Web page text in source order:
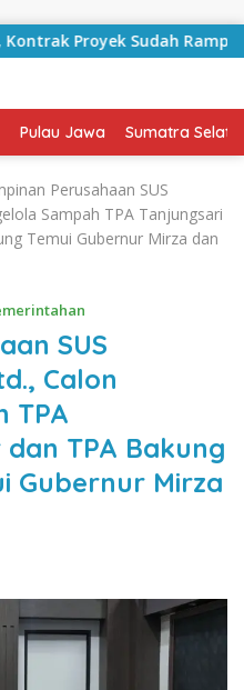
Sudah Rampung
Pulau Jawa Sumatra
Perusahaan SUS
Sampah TPA Tanjungsari
Temui Gubernur Mirza dan
SUS
Calon
TPA
TPA Bakung
Gubernur Mirza